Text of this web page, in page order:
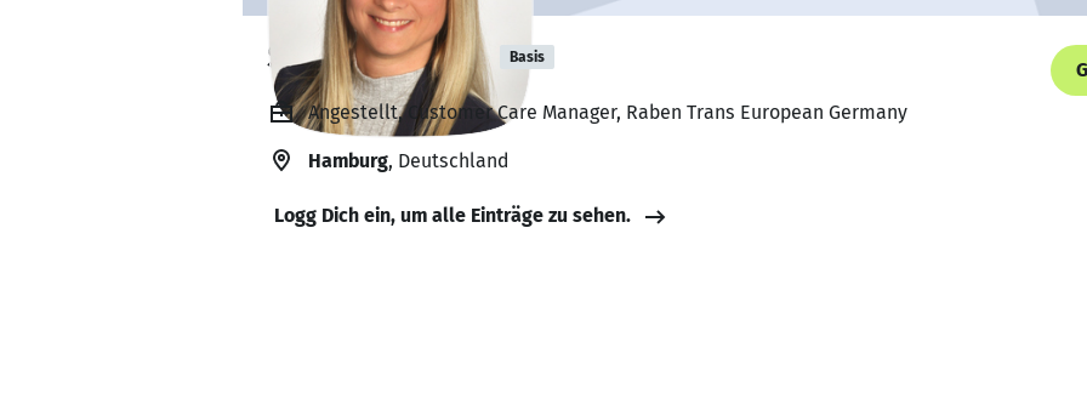
Silke Scheffler Basis
Angestellt, Customer Care Manager, Raben Trans European Germany
Hamburg, Deutschland
Logg Dich ein, um alle Einträge zu sehen.